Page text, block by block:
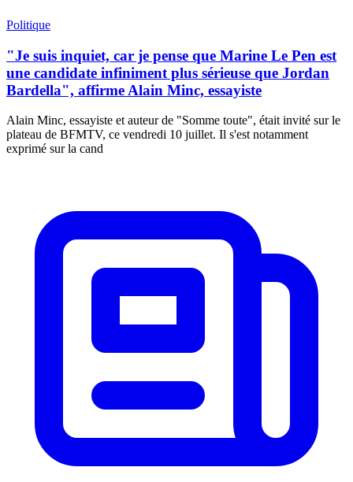
Politique
"Je suis inquiet, car je pense que Marine Le Pen est
une candidate infiniment plus sérieuse que Jordan
Bardella", affirme Alain Minc, essayiste
Alain Minc, essayiste et auteur de "Somme toute", était invité sur le
plateau de BFMTV, ce vendredi 10 juillet. Il s'est notamment
exprimé sur la cand